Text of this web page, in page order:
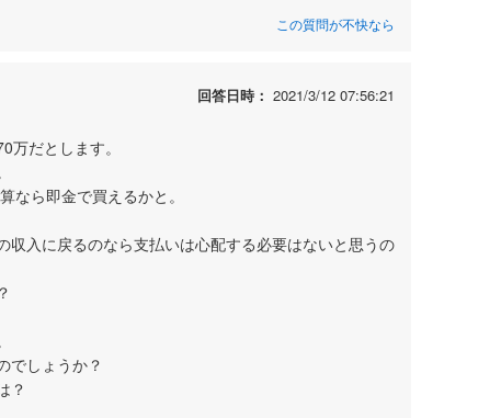
この質問が不快なら
回答日時： 2021/3/12 07:56:21
だとします。
なら即金で買えるかと。
収入に戻るのなら支払いは心配する必要はないと思うの
でしょうか？
？